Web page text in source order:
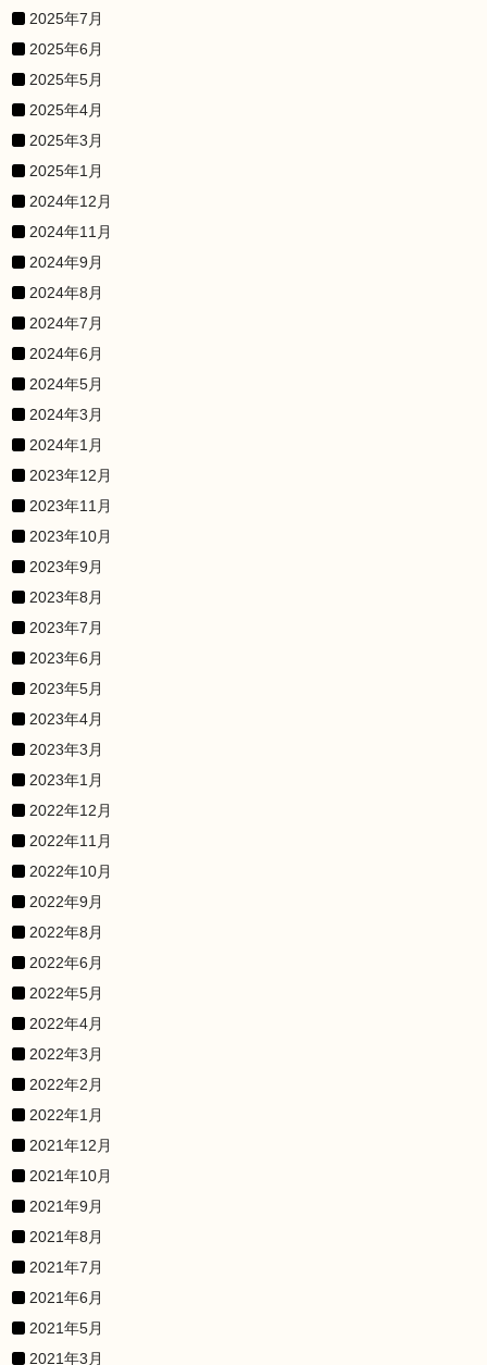
2025年7月
2025年6月
2025年5月
2025年4月
2025年3月
2025年1月
2024年12月
2024年11月
2024年9月
2024年8月
2024年7月
2024年6月
2024年5月
2024年3月
2024年1月
2023年12月
2023年11月
2023年10月
2023年9月
2023年8月
2023年7月
2023年6月
2023年5月
2023年4月
2023年3月
2023年1月
2022年12月
2022年11月
2022年10月
2022年9月
2022年8月
2022年6月
2022年5月
2022年4月
2022年3月
2022年2月
2022年1月
2021年12月
2021年10月
2021年9月
2021年8月
2021年7月
2021年6月
2021年5月
2021年3月